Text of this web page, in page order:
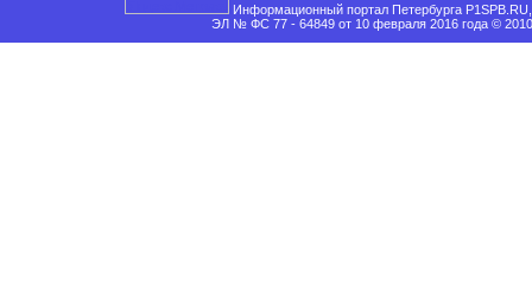
Информационный портал Петербурга
ЭЛ № ФС 77 - 64849 от 10 февраля 2016 года ©